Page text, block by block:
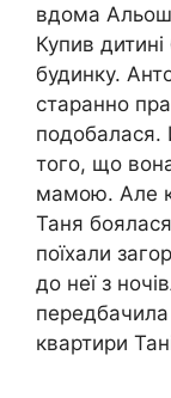
вдома
Купив
будинку.
старанно
подобалася.
того, що
мамою. Але
Таня
поїхали
до неї з
передбачила
квартири